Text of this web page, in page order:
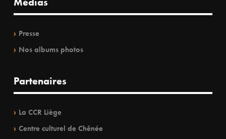
Presse
Nos albums photos
Partenaires
La CCR Liège
Centre culturel de Chênée